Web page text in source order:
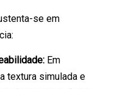
se em
Em
textura simulada e